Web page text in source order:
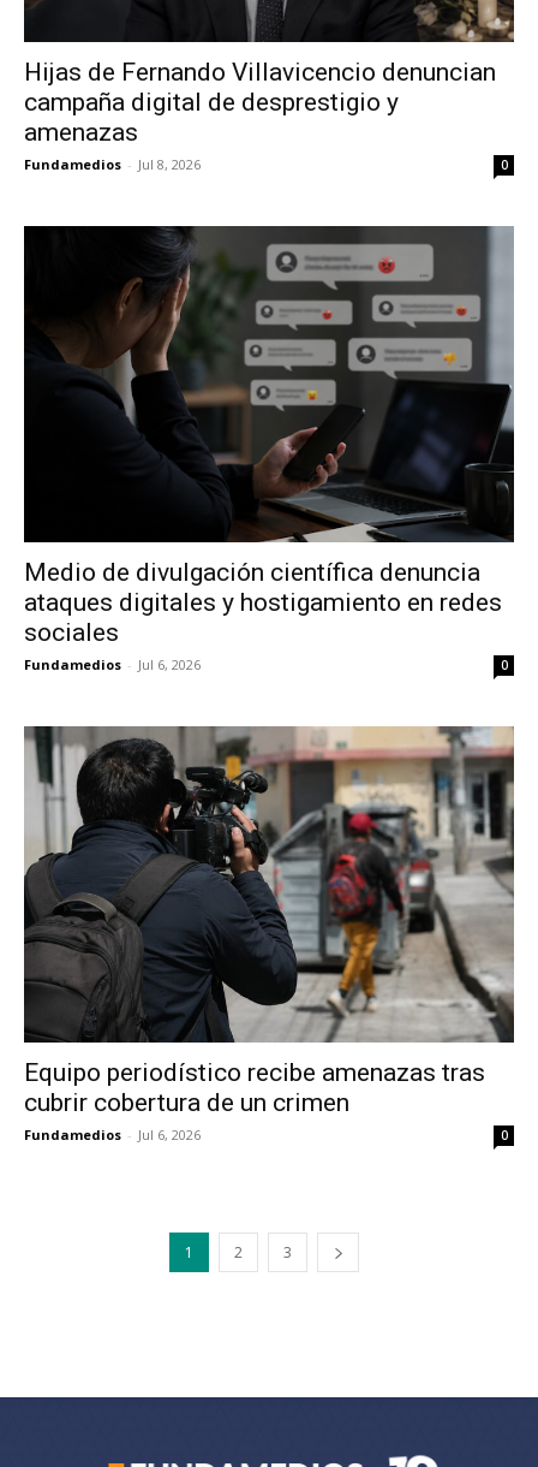
Hijas de Fernando Villavicencio denuncian
campaña digital de desprestigio y
amenazas
Fundamedios - Jul 8, 2026 0
Medio de divulgación científica denuncia
ataques digitales y hostigamiento en redes
sociales
Fundamedios - Jul 6, 2026 0
Equipo periodístico recibe amenazas tras
cubrir cobertura de un crimen
Fundamedios - Jul 6, 2026 0
1 2 3